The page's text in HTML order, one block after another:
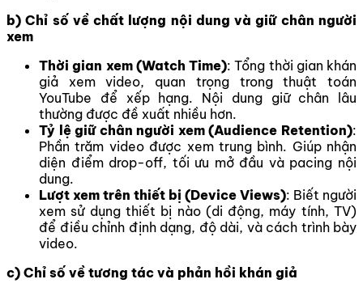
b) Chỉ số về chất lượng nội dung và giữ chân người
xem
Thời gian xem (Watch Time): Tổng thời gian khán
giả xem video, quan trọng trong thuật toán
YouTube để xếp hạng. Nội dung giữ chân lâu
thường được đề xuất nhiều hơn.
Tỷ lệ giữ chân người xem (Audience Retention):
Phần trăm video được xem trung bình. Giúp nhận
diện điểm drop-off, tối ưu mở đầu và pacing nội
dung.
Lượt xem trên thiết bị (Device Views): Biết người
xem sử dụng thiết bị nào (di động, máy tính, TV)
để điều chỉnh định dạng, độ dài, và cách trình bày
video.
c) Chỉ số về tương tác và phản hồi khán giả